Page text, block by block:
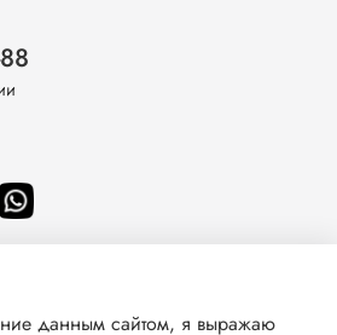
данным сайтом, я выражаю